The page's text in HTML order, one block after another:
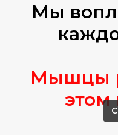
Мы
Мышцы
этом